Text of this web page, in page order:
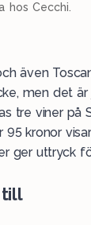
hos Cecchi.
även
men det
tre viner på
95 kronor
ger uttryck
till